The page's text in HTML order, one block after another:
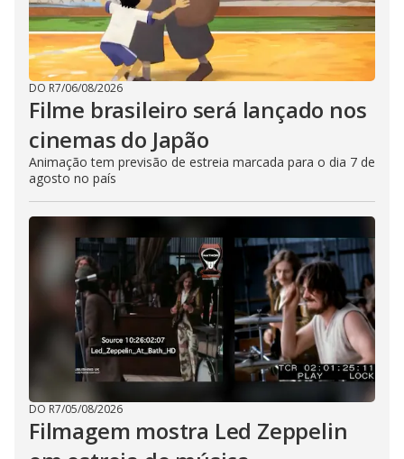
DO R7/06/08/2026
Filme brasileiro será lançado nos
cinemas do Japão
Animação tem previsão de estreia marcada para o dia 7 de
agosto no país
DO R7/05/08/2026
Filmagem mostra Led Zeppelin